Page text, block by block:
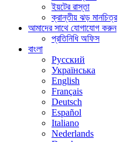
ইয়টের রাস্তা
ক্রান্তীয় ঝড় মানচিত্র
আমাদের সাথে যোগাযোগ করুন
প্রতিনিধি অফিস
বাংলা
Русский
Українська
English
Français
Deutsch
Español
Italiano
Nederlands